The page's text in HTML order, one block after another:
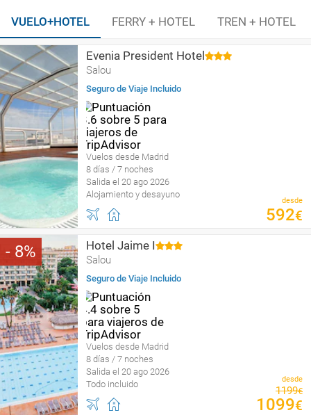
VUELO+HOTEL FERRY + HOTEL TREN + HOTEL
Evenia President Hotel
Salou
Seguro de Viaje Incluido
Vuelos desde Madrid
8 días / 7 noches
Salida el 20 ago 2026
Alojamiento y desayuno
desde
592€
8 Hotel Jaime I
Salou
Seguro de Viaje Incluido
Vuelos desde Madrid
8 días / 7 noches
Salida el 20 ago 2026
Todo incluido
desde
1199€
1099€